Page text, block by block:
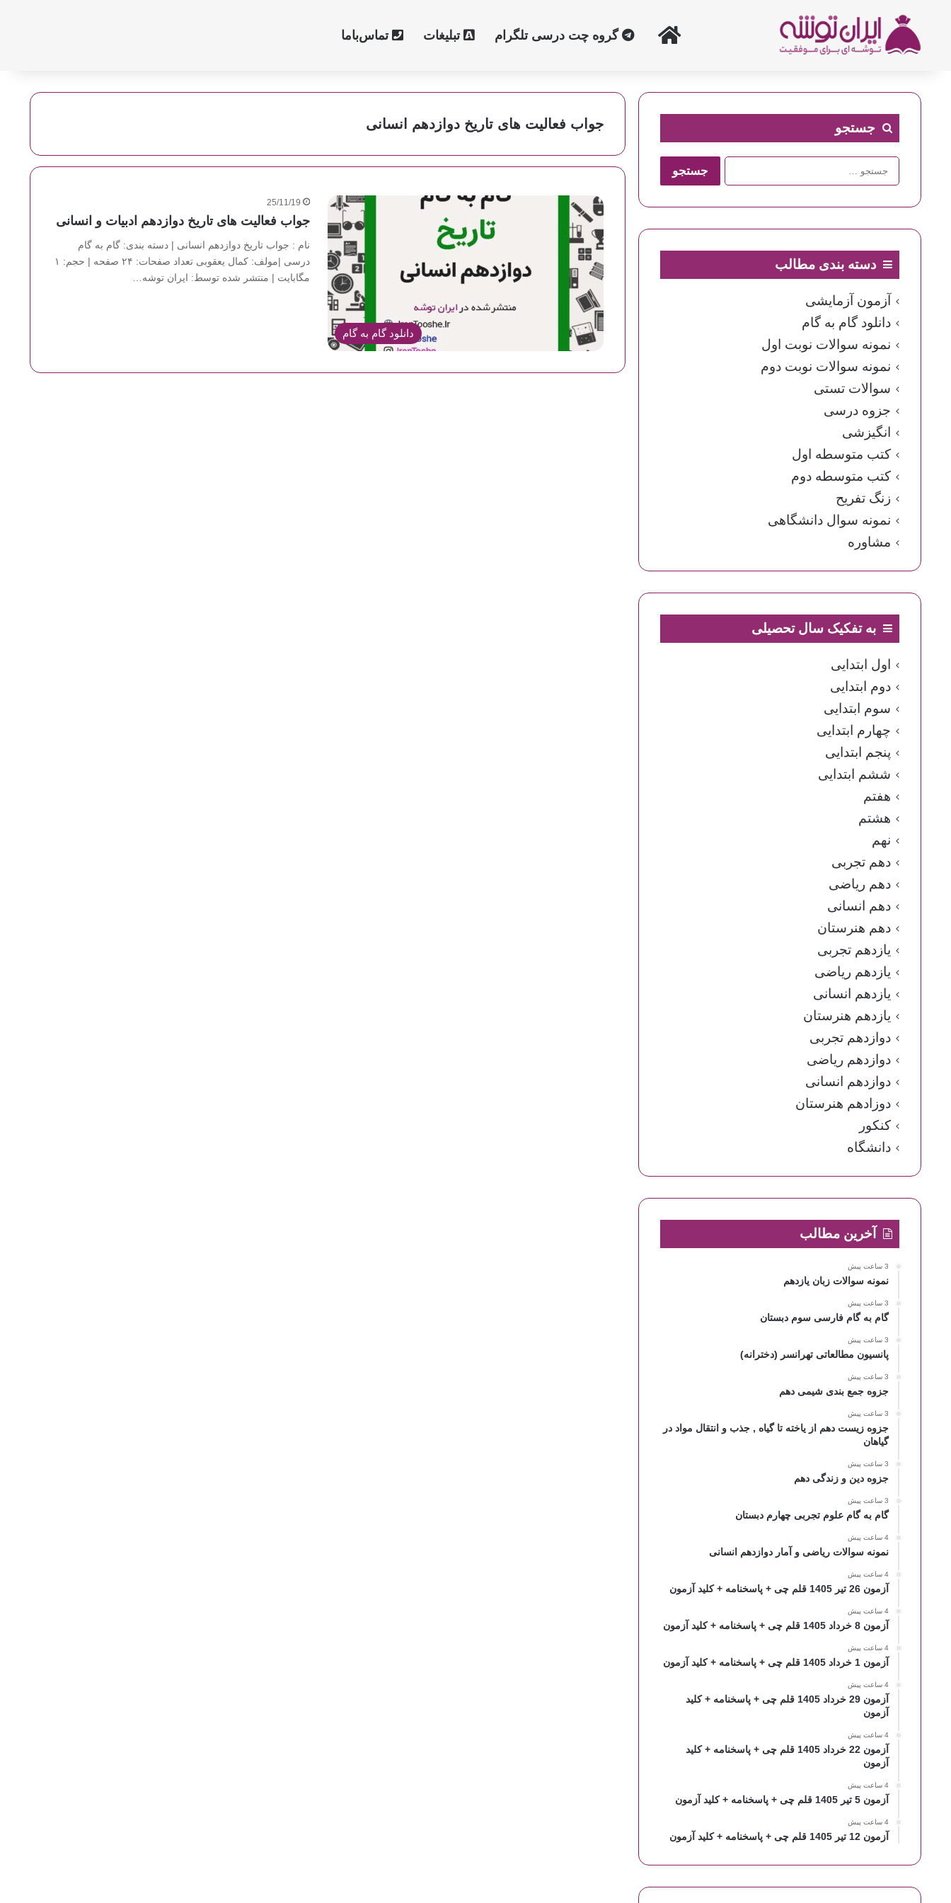
خانه گروه چت درسی تلگرام تبلیغات تماس‌با‌ما
جواب فعالیت های تاریخ دوازدهم انسانی
دانلود گام به گام
25/11/19
جواب فعالیت های تاریخ دوازدهم ادبیات و انسانی
نام : جواب تاریخ دوازدهم انسانی | دسته بندی: گام به گام
درسی |مولف: کمال یعقوبی تعداد صفحات: ۲۴ صفحه | حجم: ۱
مگابایت | منتشر شده توسط: ایران توشه…
جستجو
جستجو
برای:
دسته بندی مطالب
آزمون آزمایشی
دانلود گام به گام
نمونه سوالات نوبت اول
نمونه سوالات نوبت دوم
سوالات تستی
جزوه درسی
انگیزشی
کتب متوسطه اول
کتب متوسطه دوم
زنگ تفریح
نمونه سوال دانشگاهی
مشاوره
به تفکیک سال تحصیلی
اول ابتدایی
دوم ابتدایی
سوم ابتدایی
چهارم ابتدایی
پنجم ابتدایی
ششم ابتدایی
هفتم
هشتم
نهم
دهم تجربی
دهم ریاضی
دهم انسانی
دهم هنرستان
یازدهم تجربی
یازدهم ریاضی
یازدهم انسانی
یازدهم هنرستان
دوازدهم تجربی
دوازدهم ریاضی
دوازدهم انسانی
دوزادهم هنرستان
کنکور
دانشگاه
آخرین مطالب
3 ساعت پیش
نمونه سوالات زبان یازدهم
3 ساعت پیش
گام به گام فارسی سوم دبستان
3 ساعت پیش
پانسیون مطالعاتی تهرانسر (دخترانه)
3 ساعت پیش
جزوه جمع بندی شیمی دهم
3 ساعت پیش
جزوه زیست دهم از یاخته تا گیاه , جذب و انتقال مواد در
گیاهان
3 ساعت پیش
جزوه دین و زندگی دهم
3 ساعت پیش
گام به گام علوم تجربی چهارم دبستان
4 ساعت پیش
نمونه سوالات ریاضی و آمار دوازدهم انسانی
4 ساعت پیش
آزمون 26 تیر 1405 قلم چی + پاسخنامه + کلید آزمون
4 ساعت پیش
آزمون 8 خرداد 1405 قلم چی + پاسخنامه + کلید آزمون
4 ساعت پیش
آزمون 1 خرداد 1405 قلم چی + پاسخنامه + کلید آزمون
4 ساعت پیش
آزمون 29 خرداد 1405 قلم چی + پاسخنامه + کلید
آزمون
4 ساعت پیش
آزمون 22 خرداد 1405 قلم چی + پاسخنامه + کلید
آزمون
4 ساعت پیش
آزمون 5 تیر 1405 قلم چی + پاسخنامه + کلید آزمون
4 ساعت پیش
آزمون 12 تیر 1405 قلم چی + پاسخنامه + کلید آزمون